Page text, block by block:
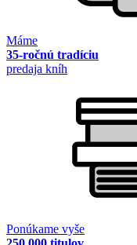
Máme
35-ročnú tradíciu
predaja kníh
Ponúkame vyše